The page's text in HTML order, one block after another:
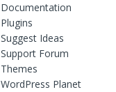
Documentation
Plugins
Suggest Ideas
Support Forum
Themes
WordPress Planet